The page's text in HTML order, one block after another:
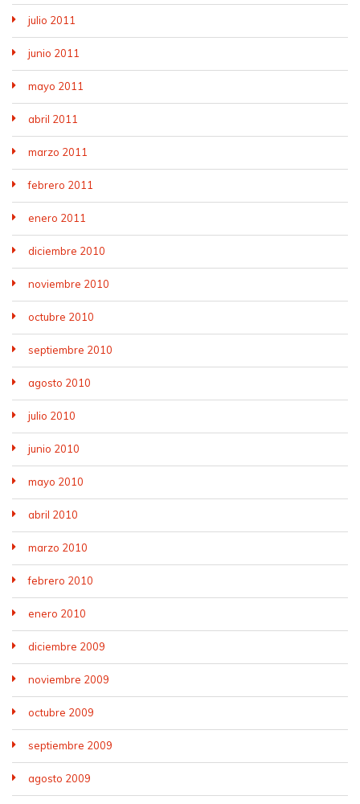
julio 2011
junio 2011
mayo 2011
abril 2011
marzo 2011
febrero 2011
enero 2011
diciembre 2010
noviembre 2010
octubre 2010
septiembre 2010
agosto 2010
julio 2010
junio 2010
mayo 2010
abril 2010
marzo 2010
febrero 2010
enero 2010
diciembre 2009
noviembre 2009
octubre 2009
septiembre 2009
agosto 2009